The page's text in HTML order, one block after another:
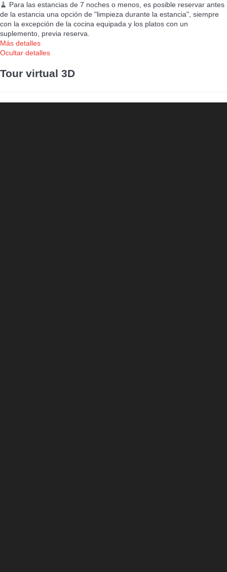
🧹 Para las estancias de 7 noches o menos, es posible reservar antes
de la estancia una opción de "limpieza durante la estancia", siempre
con la excepción de la cocina equipada y los platos con un
suplemento, previa reserva.
Más detalles
Ocultar detalles
Tour virtual 3D